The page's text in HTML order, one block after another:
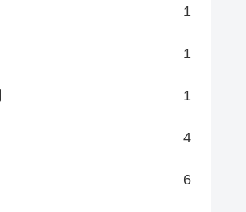
1
1
1
4
6